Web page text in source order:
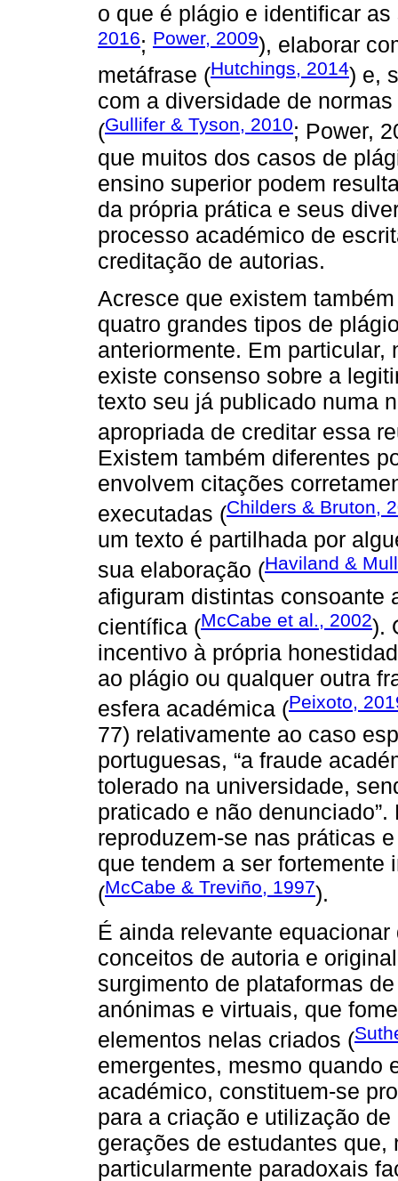
o que é plágio e identificar
2016; Power, 2009), elaborar
metáfrase (Hutchings, 2014) e,
com a diversidade de
(Gullifer & Tyson, 2010; Power,
que muitos dos casos de
ensino superior podem
da própria prática e seus
processo académico de
creditação de autorias.
Acresce que existem
quatro grandes tipos de
anteriormente. Em
existe consenso sobre a
texto seu já publicado numa
apropriada de creditar essa
Existem também diferentes
envolvem citações
executadas (Childers & Bruton,
um texto é partilhada por
sua elaboração (Haviland &
afiguram distintas consoante
científica (McCabe et al., 2002).
incentivo à própria
ao plágio ou qualquer outra
esfera académica (Peixoto,
77) relativamente ao caso
portuguesas, “a fraude
tolerado na universidade,
praticado e não
reproduzem-se nas práticas
que tendem a ser fortemente
(McCabe & Treviño, 1997).
É ainda relevante
conceitos de autoria e
surgimento de plataformas
anónimas e virtuais, que
elementos nelas criados (
emergentes, mesmo quando
académico, constituem-se
para a criação e utilização
gerações de estudantes
particularmente paradoxais